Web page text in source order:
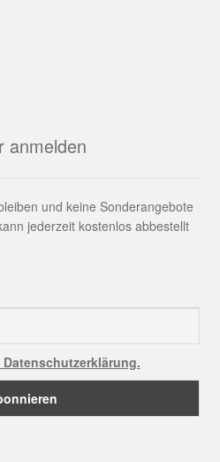
anmelden
und keine Sonderangebote
jederzeit kostenlos abbestellt